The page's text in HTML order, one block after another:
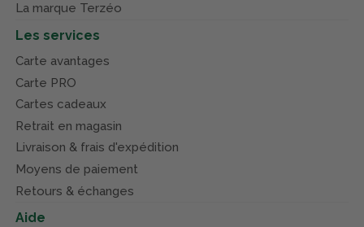
La marque Terzéo
Les services
Carte avantages
Carte PRO
Cartes cadeaux
Retrait en magasin
Livraison & frais d'expédition
Moyens de paiement
Retours & échanges
Aide